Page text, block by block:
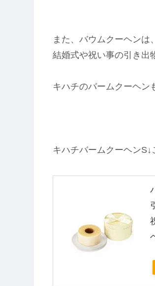
また、バウムクーヘンは
結婚式や祝い事の引き出
キハチのバームクーヘン
キハチバームクーヘンS↓